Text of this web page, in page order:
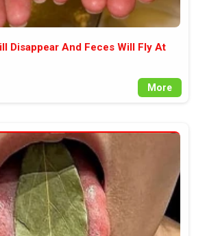
Disappear And Feces Will Fly At
More